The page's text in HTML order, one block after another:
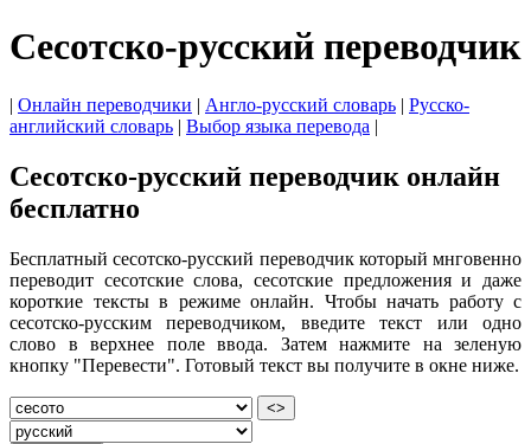
Сесотско-русский переводчик
| Онлайн переводчики | Англо-русский словарь | Русско-
английский словарь | Выбор языка перевода |
Сесотско-русский переводчик онлайн
бесплатно
Бесплатный сесотско-русский переводчик который мнговенно
переводит сесотские слова, сесотские предложения и даже
короткие тексты в режиме онлайн. Чтобы начать работу с
сесотско-русским переводчиком, введите текст или одно
слово в верхнее поле ввода. Затем нажмите на зеленую
кнопку "Перевести". Готовый текст вы получите в окне ниже.
<>